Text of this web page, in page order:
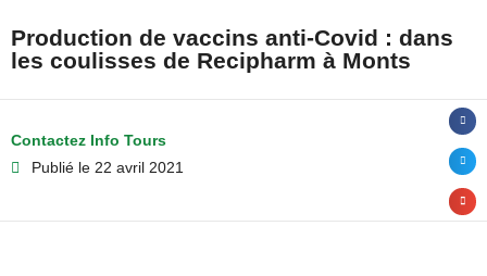
Production de vaccins anti-Covid : dans
les coulisses de Recipharm à Monts
Contactez Info Tours
Publié le 22 avril 2021